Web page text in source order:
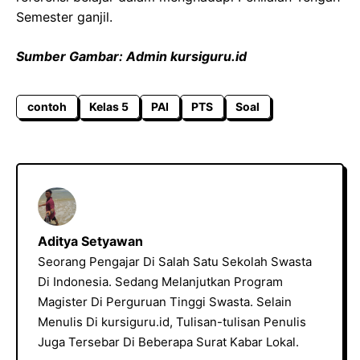
Semester ganjil.
Sumber Gambar: Admin kursiguru.id
contoh Kelas 5 PAI PTS Soal
Aditya Setyawan
Seorang Pengajar Di Salah Satu Sekolah Swasta
Di Indonesia. Sedang Melanjutkan Program
Magister Di Perguruan Tinggi Swasta. Selain
Menulis Di kursiguru.id, Tulisan-tulisan Penulis
Juga Tersebar Di Beberapa Surat Kabar Lokal.